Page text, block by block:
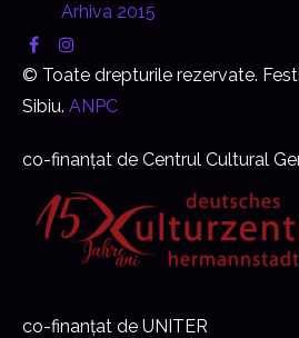
Arhiva 2015
© Toate drepturile rezervate.
Sibiu. ANPC
co-finanțat de Centrul Cultural
co-finanțat de UNITER